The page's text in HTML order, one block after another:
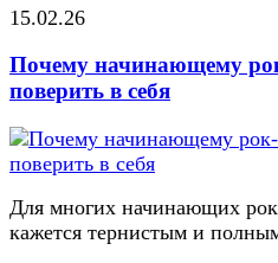
15.02.26
Почему начинающему
поверить в себя
Для многих начинающих
кажется тернистым и